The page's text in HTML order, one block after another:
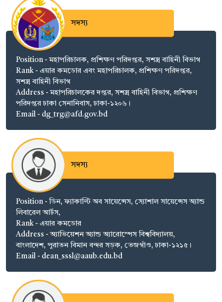
সদস্য
Position - মহাপরিচালক, প্রশিক্ষণ পরিদপ্তর, সশস্ত্র বাহিনী বিভাগ
Rank - এয়ার কমডোর এবং মহাপরিচালক, প্রশিক্ষণ পরিদপ্তর,
সশস্ত্র বাহিনী বিভাগ
Address - মহাপরিচালকের দপ্তর, সশস্ত্র বাহিনী বিভাগ, প্রশিক্ষণ
পরিদপ্তর ঢাকা সেনানিবাস, ঢাকা-১২০৬।
Email - dg_trg@afd.gov.bd
সদস্য
Position - ডিন, ফ্যাকাল্টি অব সায়েন্সেস, স্যোশাল সায়েন্সেস অ্যান্ড
লিবারেল আর্টস,
Rank - এয়ার কমডোর
Address - অ্যাভিয়েশন অ্যান্ড অ্যারোস্পেস বিশ্ববিদ্যালয়,
বাংলাদেশ, পুরাতন বিমান বন্দর সড়ক, তেজগাঁও, ঢাকা-১২১৫।
Email - dean_sssl@aaub.edu.bd